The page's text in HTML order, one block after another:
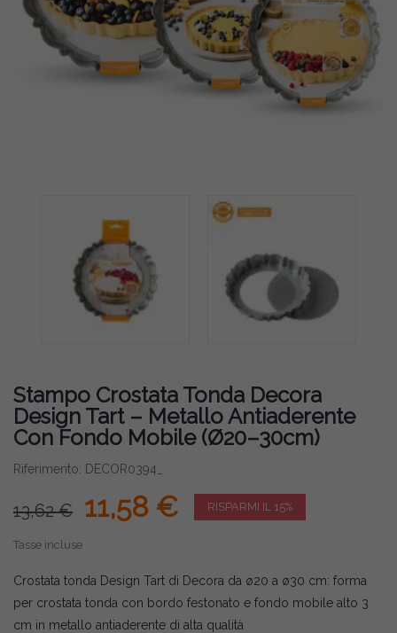
Stampo Crostata Tonda Decora
Design Tart – Metallo Antiaderente
Con Fondo Mobile (Ø20–30cm)
Riferimento: DECOR0394_
13,62 € 11,58 € RISPARMI IL 15%
Tasse incluse
Crostata tonda Design Tart di Decora da ø20 a ø30 cm: forma
per crostata tonda con bordo festonato e fondo mobile alto 3
cm in metallo antiaderente di alta qualità